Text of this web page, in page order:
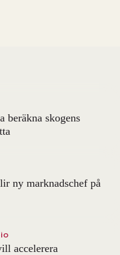
beräkna skogens
ny marknadschef på
accelerera